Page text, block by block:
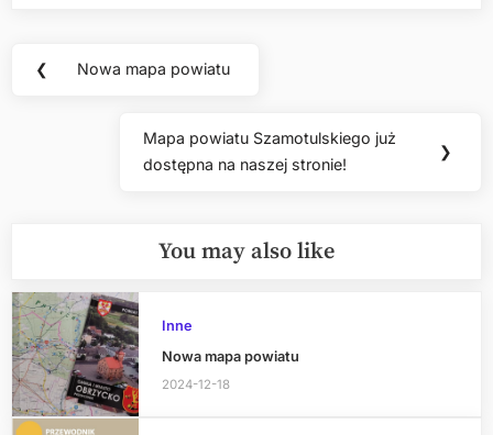
Nawigacja
❮
Previous
Nowa mapa powiatu
Next
Post:
Mapa powiatu Szamotulskiego już
dostępna na naszej stronie!
❯
You may also like
Inne
Nowa mapa powiatu
2024-12-18